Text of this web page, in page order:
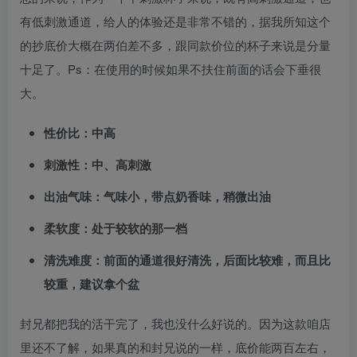
有低刺激通道，给人的体验还是非常不错的，据我所知这个
的抄底价大概在两伯差不多，跟同款价位的杯子来说是分量
十足了。Ps：在使用的时候如果不扶住前面的话会下垂很
大。
性价比：中高
刺激性：中、高刺激
出油气味：气味小，带点奶香味，稍微出油
柔软度：处于较软的那一档
清洗难度：前面的通道很好清洗，后面比较难，而且比
较重，建议拿个盆
封兄都把我的活干完了，我也没什么好说的。因为这款咱店
里还不了解，如果真的和封兄说的一样，底价能两百左右，